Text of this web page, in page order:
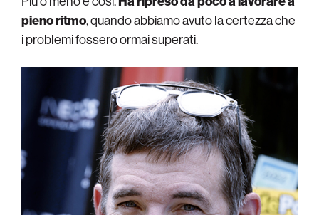
pieno ritmo, quando abbiamo avuto la certezza che
i problemi fossero ormai superati.